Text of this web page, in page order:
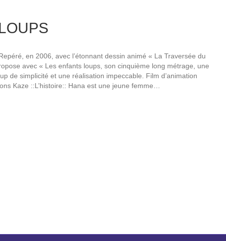
en 2006, avec l’étonnant dessin animé « La Traversée du
avec « Les enfants loups, son cinquième long métrage, une
de simplicité et une réalisation impeccable. Film d’animation
Kaze ::L’histoire:: Hana est une jeune femme…